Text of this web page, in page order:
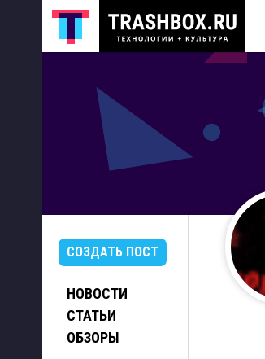
СОЗДАТЬ ПОСТ
НОВОСТИ
СТАТЬИ
ОБЗОРЫ